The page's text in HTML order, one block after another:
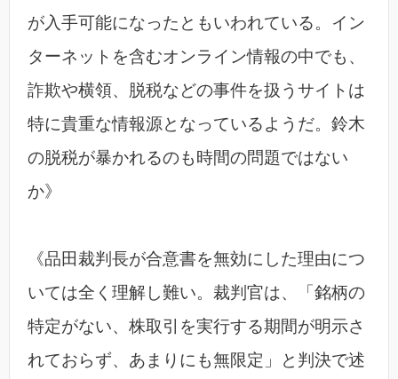
が入手可能になったともいわれている。イン
ターネットを含むオンライン情報の中でも、
詐欺や横領、脱税などの事件を扱うサイトは
特に貴重な情報源となっているようだ。鈴木
の脱税が暴かれるのも時間の問題ではない
か》
《品田裁判長が合意書を無効にした理由につ
いては全く理解し難い。裁判官は、「銘柄の
特定がない、株取引を実行する期間が明示さ
れておらず、あまりにも無限定」と判決で述